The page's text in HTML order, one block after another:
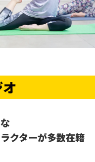
クターが多数在籍